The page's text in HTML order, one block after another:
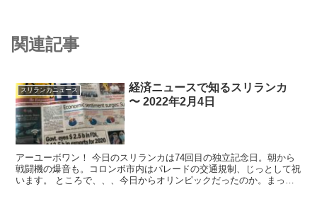
関連記事
スリランカニュース
経済ニュースで知るスリランカ
〜 2022年2月4日
アーユーボワン！ 今日のスリランカは74回目の独立記念日。朝から
戦闘機の爆音も。コロンボ市内はパレードの交通規制、じっとして祝
います。 ところで、、、今日からオリンピックだったのか。まった